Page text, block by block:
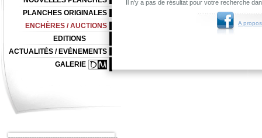
Il n'y a pas de résultat pour votre recherche
A
PLANCHES ORIGINALES
ENCHÈRES / AUCTIONS
EDITIONS
ACTUALITÉS / EVÉNEMENTS
GALERIE